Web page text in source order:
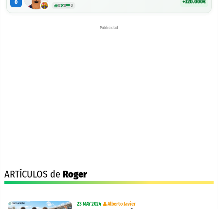
0 0 0 0
+320.000€
Publicidad
ARTÍCULOS de Roger
23 MAY 2024 Alberto Javier